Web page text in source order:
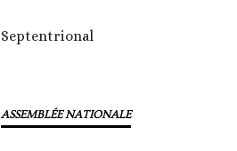
Septentrional
ASSEMBLÉE NATIONALE